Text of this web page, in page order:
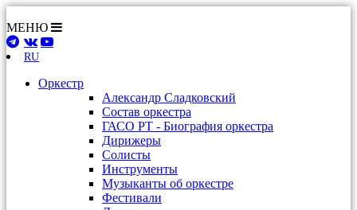
МЕНЮ
RU
Оркестр
Александр Сладковский
Состав оркестра
ГАСО РТ - Биография оркестра
Дирижеры
Солисты
Инструменты
Музыканты об оркестре
Фестивали